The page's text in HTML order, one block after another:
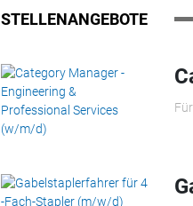
STELLENANGEBOTE